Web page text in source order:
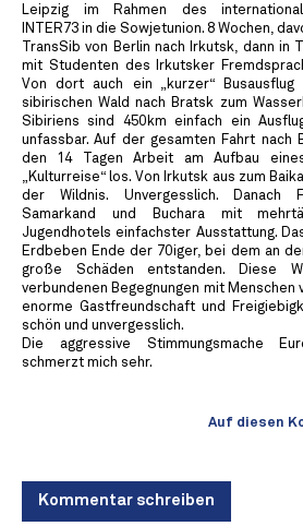
Leipzig im Rahmen des
INTER73 in die Sowjetunion. 8 Wochen,
TransSib von Berlin nach Irkutsk, dann in
mit Studenten des Irkutsker
Von dort auch ein „kurzer“
sibirischen Wald nach Bratsk zum
Sibiriens sind 450km einfach ein
unfassbar. Auf der gesamten Fahrt nach
den 14 Tagen Arbeit am Aufbau
„Kulturreise“ los. Von Irkutsk aus zum
der Wildnis. Unvergesslich. Danach
Samarkand und Buchara mit
Jugendhotels einfachster Ausstattung.
Erdbeben Ende der 70iger, bei dem an
große Schäden entstanden. Diese
verbundenen Begegnungen mit
enorme Gastfreundschaft und
schön und unvergesslich.
Die aggressive Stimmungsmache
schmerzt mich sehr.
Auf diesen
Kommentar schreiben